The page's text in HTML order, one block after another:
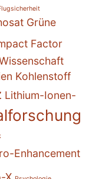
Grüne
Factor
Kohlenstoff
Lithium-Ionen-
Enhancement